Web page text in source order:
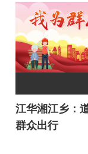
江华湘江乡：
群众出行